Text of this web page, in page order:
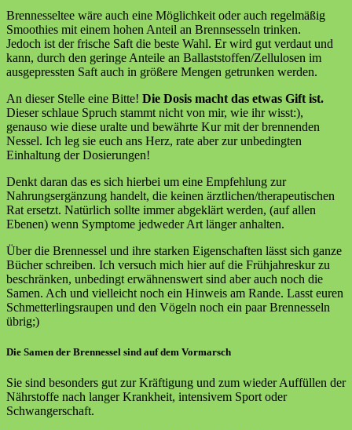
Brennesseltee wäre auch eine Möglichkeit oder auch regelmäßig
Smoothies mit einem hohen Anteil an Brennsesseln trinken.
Jedoch ist der frische Saft die beste Wahl. Er wird gut verdaut und
kann, durch den geringe Anteile an Ballaststoffen/Zellulosen im
ausgepressten Saft auch in größere Mengen getrunken werden.
An dieser Stelle eine Bitte! Die Dosis macht das etwas Gift ist.
Dieser schlaue Spruch stammt nicht von mir, wie ihr wisst:),
genauso wie diese uralte und bewährte Kur mit der brennenden
Nessel. Ich leg sie euch ans Herz, rate aber zur unbedingten
Einhaltung der Dosierungen!
Denkt daran das es sich hierbei um eine Empfehlung zur
Nahrungsergänzung handelt, die keinen ärztlichen/therapeutischen
Rat ersetzt. Natürlich sollte immer abgeklärt werden, (auf allen
Ebenen) wenn Symptome jedweder Art länger anhalten.
Über die Brennessel und ihre starken Eigenschaften lässt sich ganze
Bücher schreiben. Ich versuch mich hier auf die Frühjahreskur zu
beschränken, unbedingt erwähnenswert sind aber auch noch die
Samen. Ach und vielleicht noch ein Hinweis am Rande. Lasst euren
Schmetterlingsraupen und den Vögeln noch ein paar Brennesseln
übrig;)
Die Samen der Brennessel sind auf dem Vormarsch
Sie sind besonders gut zur Kräftigung und zum wieder Auffüllen der
Nährstoffe nach langer Krankheit, intensivem Sport oder
Schwangerschaft.